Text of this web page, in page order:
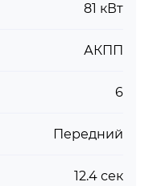
81 кВт
АКПП
6
Передний
12.4 сек